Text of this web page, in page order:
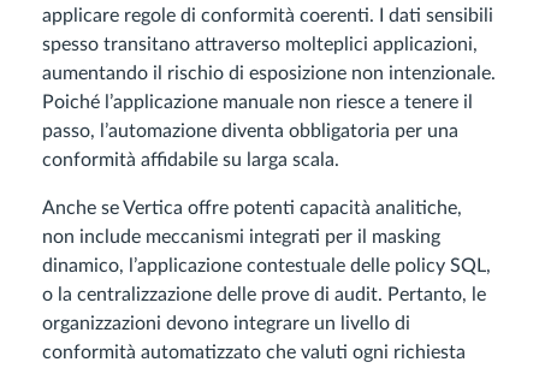
applicare regole di conformità coerenti. I dati sensibili
spesso transitano attraverso molteplici applicazioni,
aumentando il rischio di esposizione non intenzionale.
Poiché l’applicazione manuale non riesce a tenere il
passo, l’automazione diventa obbligatoria per una
conformità affidabile su larga scala.
Anche se Vertica offre potenti capacità analitiche,
non include meccanismi integrati per il masking
dinamico, l’applicazione contestuale delle policy SQL,
o la centralizzazione delle prove di audit. Pertanto, le
organizzazioni devono integrare un livello di
conformità automatizzato che valuti ogni richiesta